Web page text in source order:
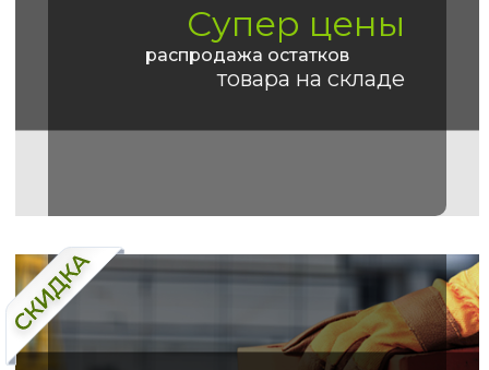
Супер цены
распродажа остатков
товара на складе